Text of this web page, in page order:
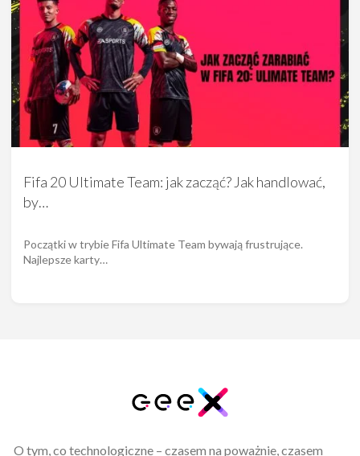
Fifa 20 Ultimate Team: jak zacząć? Jak handlować,
by…
Początki w trybie Fifa Ultimate Team bywają frustrujące.
Najlepsze karty…
O tym, co technologiczne – czasem na poważnie, czasem